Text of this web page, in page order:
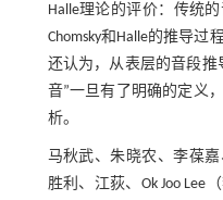
Halle理论的评价：传统
Chomsky和Halle的推导
还认为，从表层的音段推
音”一旦有了明确的定义
析。
马秋武、朱晓农、李葆
胜利、江荻、Ok Joo Lee